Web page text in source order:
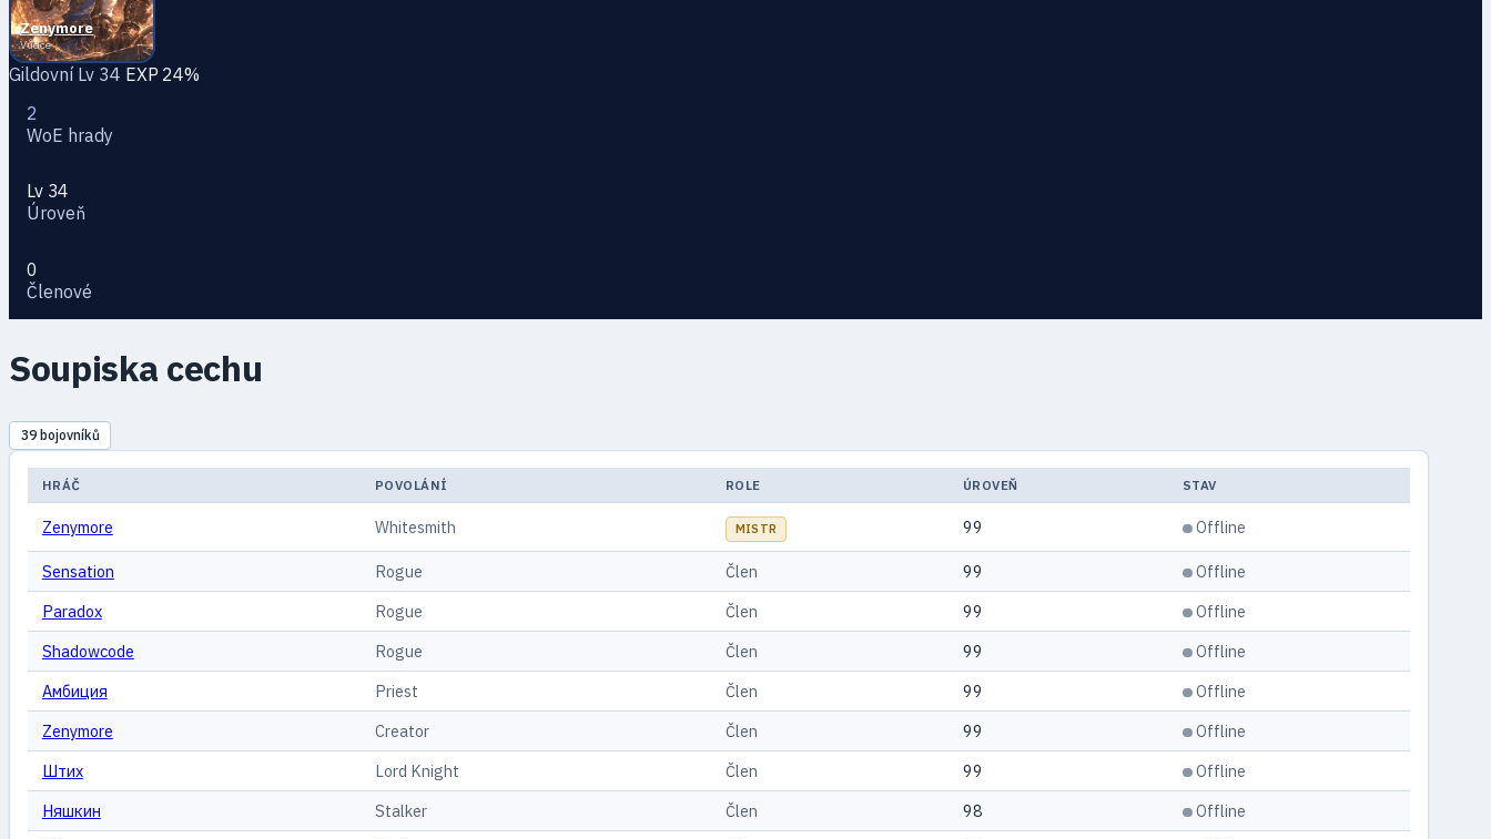
Zenymоre
Vůdce
Gildovní Lv 34 EXP 24%
2
WoE hrady
Lv 34
Úroveň
0
Členové
Soupiska cechu
39 bojovníků
HRÁČ POVOLÁNÍ ROLE ÚROVEŇ STAV
Zenymоre Whitesmith MISTR 99 Offline
Sensation Rogue Člen 99
Offline
Paradox
Rogue Člen 99
Offline
Shadowcode
Rogue Člen 99
Offline
Амбиция
Priest Člen 99
Offline
Zenymore
Creator Člen 99
Offline
Штих
Lord Knight Člen 99
Offline
Няшкин
Stalker Člen 98
Offline